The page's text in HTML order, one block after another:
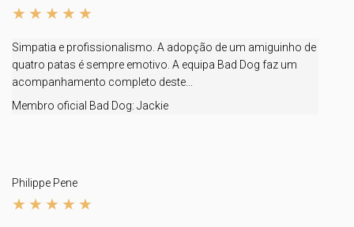
Simpatia e profissionalismo. A adopção de um amiguinho de
quatro patas é sempre emotivo. A equipa Bad Dog faz um
acompanhamento completo deste...
Membro oficial Bad Dog: Jackie
Philippe Pene